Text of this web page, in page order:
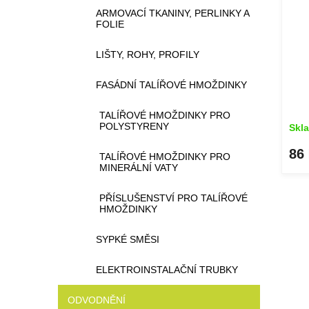
ARMOVACÍ TKANINY, PERLINKY A
FOLIE
LIŠTY, ROHY, PROFILY
FASÁDNÍ TALÍŘOVÉ HMOŽDINKY
TALÍŘOVÉ HMOŽDINKY PRO
POLYSTYRENY
TALÍŘOVÉ HMOŽDINKY PRO
MINERÁLNÍ VATY
PŘÍSLUŠENSTVÍ PRO TALÍŘOVÉ
HMOŽDINKY
SYPKÉ SMĚSI
ELEKTROINSTALAČNÍ TRUBKY
ODVODNĚNÍ
86